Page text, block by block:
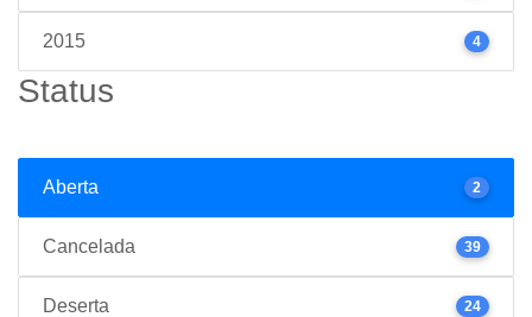
2015 4
Status
Aberta 2
Cancelada 39
Deserta 24